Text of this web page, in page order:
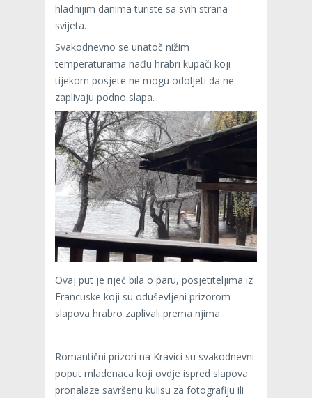
hladnijim danima turiste sa svih strana
svijeta.
Svakodnevno se unatoč nižim
temperaturama nađu hrabri kupači koji
tijekom posjete ne mogu odoljeti da ne
zaplivaju podno slapa.
Ovaj put je riječ bila o paru, posjetiteljima iz
Francuske koji su oduševljeni prizorom
slapova hrabro zaplivali prema njima.
Romantični prizori na Kravici su svakodnevni
poput mladenaca koji ovdje ispred slapova
pronalaze savršenu kulisu za fotografiju ili